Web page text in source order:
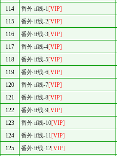
114
番外 if线-1[VIP]
115
番外 if线-2[VIP]
116
番外 if线-3[VIP]
117
番外 if线-4[VIP]
118
番外 if线-5[VIP]
119
番外 if线-6[VIP]
120
番外 if线-7[VIP]
121
番外 if线-8[VIP]
122
番外 if线-9[VIP]
123
番外 if线-10[VIP]
124
番外 if线-11[VIP]
125
番外 if线-12[VIP]